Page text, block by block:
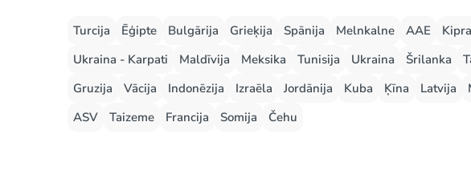
Turcija Ēģipte Bulgārija Grieķija Spānija Melnkalne AAE Kipra
Ukraina - Karpati
Maldīvija Meksika Tunisija Ukraina Šrilanka
Gruzija
Vācija Indonēzija Izraēla Jordānija Kuba Ķīna Latvija
ASV
Taizeme Francija Somija Čehu